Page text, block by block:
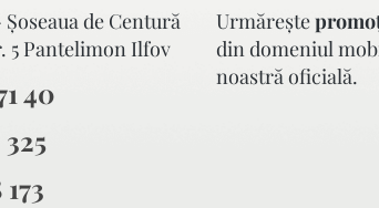
de Centură
5 Pantelimon Ilfov
40
Urmăreşte
din domeniul
noastră oficială.